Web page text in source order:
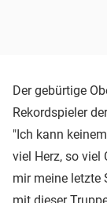
Der gebürtige
Rekordspieler
"Ich kann
viel Herz, so viel
mir meine letzte